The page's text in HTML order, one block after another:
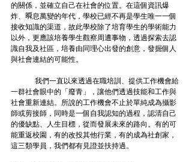
的關係，並確立自己在社會的位置。在這個資訊爆
炸、𣊬息萬變的年代，學校已經不再是學生唯一一個
接收知識的渠道，故此學校除了培育學生的學術能力
以外，更應該培養學生觀察周遭事物，透過探索去認
識自我及社區，培養由同理心出發的創意，發掘個人
與社會連結的可能性。
一群社會眼中的「廢青」，讓他們透過技能和工作與
社會重新連結。所說的工作機會不止於單純成為攝影
師或剪接師，同時是一個自我認知的過程，認清自己
的優缺點、人生目標，從而發展未來的路向。有的可
能重返校園，有的改投其他行業，有的成為社創家，
這三類學員，我們都有見證並扶持過。